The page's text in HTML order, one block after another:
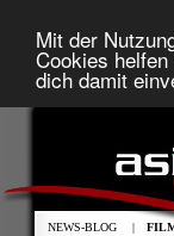
Mit der
Cookies
dich damit
NEWS-BLOG |